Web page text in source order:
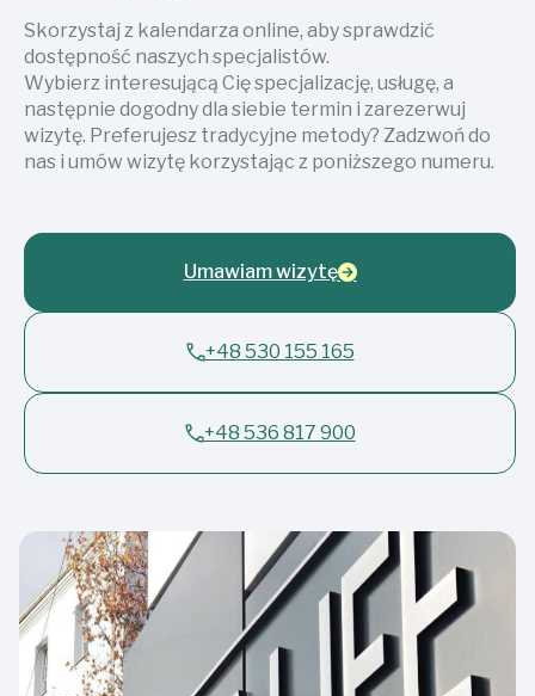
Skorzystaj z kalendarza online, aby sprawdzić
dostępność naszych specjalistów.
Wybierz interesującą Cię specjalizację, usługę, a
następnie dogodny dla siebie termin i zarezerwuj
wizytę. Preferujesz tradycyjne metody? Zadzwoń do
nas i umów wizytę korzystając z poniższego numeru.
Umawiam wizytę
+48 530 155 165
+48 536 817 900